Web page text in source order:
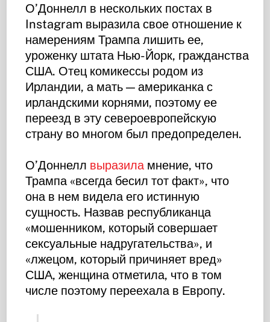
О’Доннелл в нескольких постах в
Instagram выразила свое отношение к
намерениям Трампа лишить ее,
уроженку штата Нью-Йорк, гражданства
США. Отец комикессы родом из
Ирландии, а мать — американка с
ирландскими корнями, поэтому ее
переезд в эту североевропейскую
страну во многом был предопределен.
О’Доннелл выразиламнение, что
Трампа «всегда бесил тот факт», что
она в нем видела его истинную
сущность. Назвав республиканца
«мошенником, который совершает
сексуальные надругательства», и
«лжецом, который причиняет вред»
США, женщина отметила, что в том
числе поэтому переехала в Европу.